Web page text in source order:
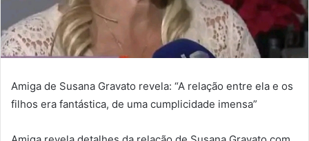
Amiga de Susana Gravato revela: “A relação entre ela e os
filhos era fantástica, de uma cumplicidade imensa”